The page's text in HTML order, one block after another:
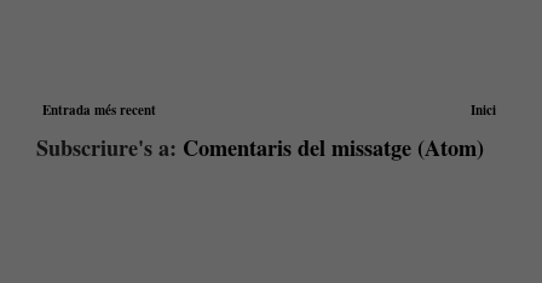
Entrada més recent Inici
Subscriure's a: Comentaris del missatge (Atom)